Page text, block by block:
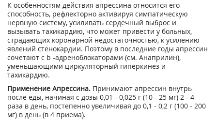
К особенностям действия апрессина относится его
способность, рефлекторно активируя симпатическую
нервную систему, усиливать сердечный выброс и
вызывать тахикардию, что может привести у больных,
страдающих коронарной недостаточностью, к усилению
явлений стенокардии. Поэтому в последние годы апрессин
сочетают с b -адреноблокаторами (см. Анаприлин),
уменьшающими циркуляторный гиперкинез и
тахикардию.
Применение Апрессина. Принимают апрессин внутрь
после еды, начиная с дозы 0,01 - 0,025 г (10 - 25 мг) 2 - 4
раза в день, постепенно увеличивая до 0,1 - 0,2 г (100 - 200
мг) в день (в 4 приема).